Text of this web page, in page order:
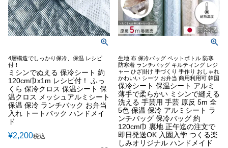
4層構造でしっかり保冷、保温 レシピ
付！
ミシンでぬえる 保冷シート 約
120cm巾x1m レシピ付！ ふっ
くら 保冷クロス 保温シート 保
温クロス メッシュアルミシート
保温 保冷 ランチバック お弁当
入れ トートバック ハンドメイ
ド
¥2,200税込
生地 布 保冷バッグ ペットボトル 防寒
防寒着 ランチバッグ キルティング レジ
ャー ひざ掛け 手づくり 手作り おしゃれ
かわいい シーツ お弁当 商用利用可 韓国
保冷シート 保温シート アルミ
薄手で柔らかい ミシンで縫える
洗える 手芸用 手芸 原反 5m 全
5色 保温 保冷 アルミシート ラ
ンチバッグ 保冷バッグ 約
120cm巾 裏地 正午迄の注文で
即日発送OK 入園入学 つくる楽
しみオリジナル ハンドメイド